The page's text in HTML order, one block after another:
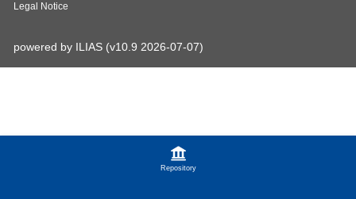
Repository
Legal Notice
powered by ILIAS (v10.9 2026-07-07)